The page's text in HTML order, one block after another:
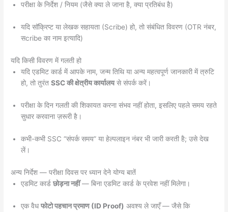
परीक्षा के निर्देश / नियम (जैसे क्या ले जाना है, क्या प्रतिबंध है)
यदि सॉक्रिप्ट या लेखक सहायता (Scribe) हो, तो संबंधित विवरण (OTR नंबर,
सcribe का नाम इत्यादि)
यदि किसी विवरण में गलती हो
यदि एडमिट कार्ड में आपके नाम, जन्म तिथि या अन्य महत्वपूर्ण जानकारी में त्रुटि
हो, तो तुरंतSSC की क्षेत्रीय कार्यालयसे संपर्क करें।
परीक्षा के दिन गलती की शिकायत करना संभव नहीं होता, इसलिए पहले समय रहते
सुधार करवाना ज़रूरी है।
कभी-कभी SSC “संपर्क समय” या हेल्पलाइन नंबर भी जारी करती है; उसे देख
लें।
अन्य निर्देश — परीक्षा दिवस पर ध्यान देने योग्य बातें
एडमिट कार्डछोड़ना नहीं— बिना एडमिट कार्ड के प्रवेश नहीं मिलेगा।
एक वैधफोटो पहचान प्रमाण (ID Proof) अवश्य ले जाएँ — जैसे कि